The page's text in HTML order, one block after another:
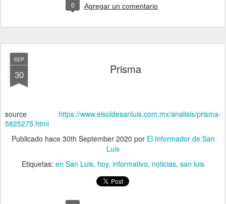
0 Agregar un comentario
SEP
30 Prisma
source https://www.elsoldesanluis.com.mx/analisis/prisma-
5825275.html
Publicado hace 30th September 2020 por El Informador de San
Luis
Etiquetas: en San Luis hoy informativo noticias san luis